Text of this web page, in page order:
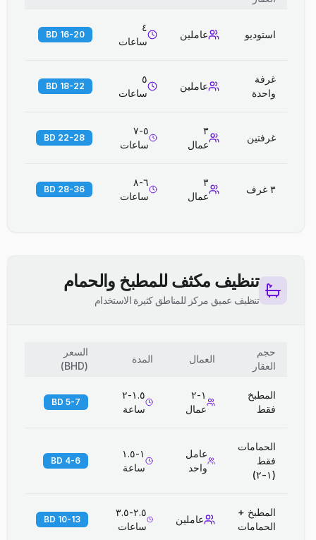
استوديو عاملين
٤
ساعات
16-20 BD
غرفة
واحدة
عاملين
٥
ساعات
18-22 BD
غرفتين
٣
عمال
٥-٧
ساعات
22-28 BD
٣ غرف
٣
عمال
٦-٨
ساعات
28-36 BD
تنظيف مكثف للمطبخ والحمام
تنظيف عميق مركز للمناطق كثيرة الاستخدام
حجم
العقار
العمال المدة
السعر
(
BHD
)
المطبخ
فقط
١-٢
عمال
١.٥-٢
ساعة
5-7 BD
الحمامات
فقط
(١-٢)
عامل
واحد
١-١.٥
ساعة
4-6 BD
المطبخ +
الحمامات
عاملين
٢.٥-٣.٥
ساعات
10-13 BD